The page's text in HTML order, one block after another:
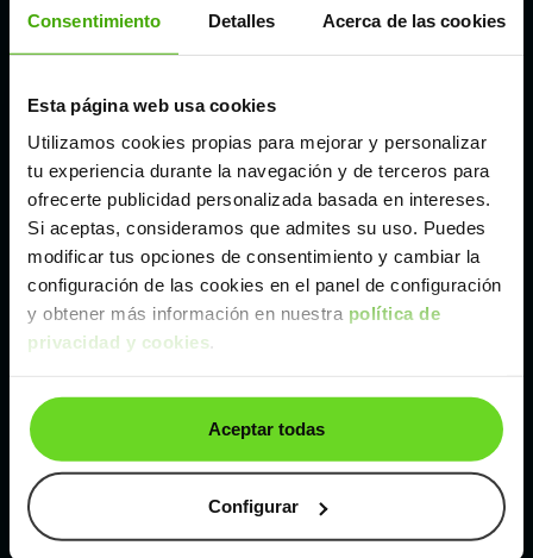
Consentimiento Detalles Acerca de las cookies
Esta página web usa cookies
Utilizamos cookies propias para mejorar y personalizar
tu experiencia durante la navegación y de terceros para
ofrecerte publicidad personalizada basada en intereses.
Si aceptas, consideramos que admites su uso. Puedes
modificar tus opciones de consentimiento y cambiar la
configuración de las cookies en el panel de configuración
y obtener más información en nuestra política de
privacidad y cookies.
Aceptar todas
Configurar
Madrid
Málaga
Valencia
Zaragoza
Ver Renault Clio de segunda mano y ocasión
Renault Clio de segunda mano y ocasión
Coches desegunda mano y ocasión por
localización
Coches de segunda mano y ocasión